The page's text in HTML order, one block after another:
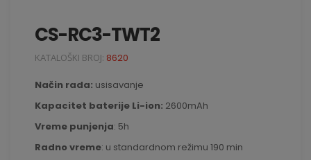
CS-RC3-TWT2
KATALOŠKI BROJ: 8620
Način rada: usisavanje
Kapacitet baterije Li-ion: 2600mAh
Vreme punjenja: 5h
Radno vreme: u standardnom režimu 190 min